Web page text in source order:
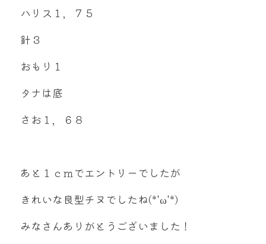
ハリス１，７５
針３
おもり１
タナは底
さお１，６８
あと１ｃｍでエントリーでしたが
きれいな良型チヌでしたね(*'ω'*)
みなさんありがとうございました！